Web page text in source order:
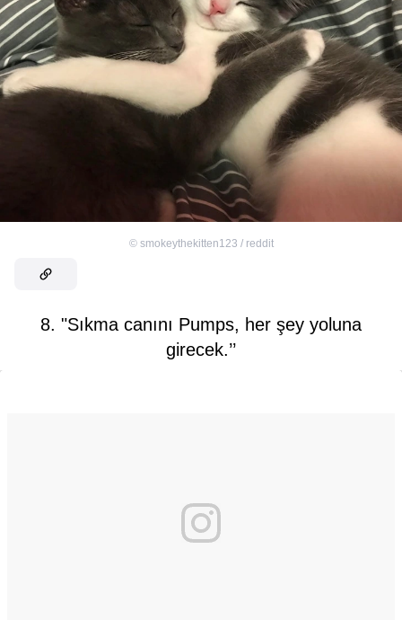
© smokeythekitten123 / reddit
8. "Sıkma canını Pumps, her şey yoluna
girecek.’’